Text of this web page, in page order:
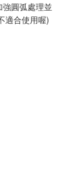
圓弧處理並
適合使用喔)